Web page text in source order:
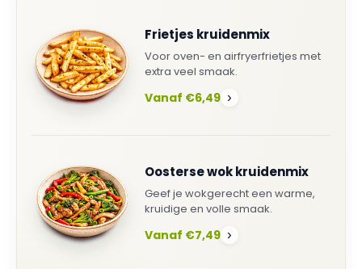
Frietjes kruidenmix
Voor oven- en airfryerfrietjes met
extra veel smaak.
Vanaf €6,49 ›
Oosterse wok kruidenmix
Geef je wokgerecht een warme,
kruidige en volle smaak.
Vanaf €7,49 ›